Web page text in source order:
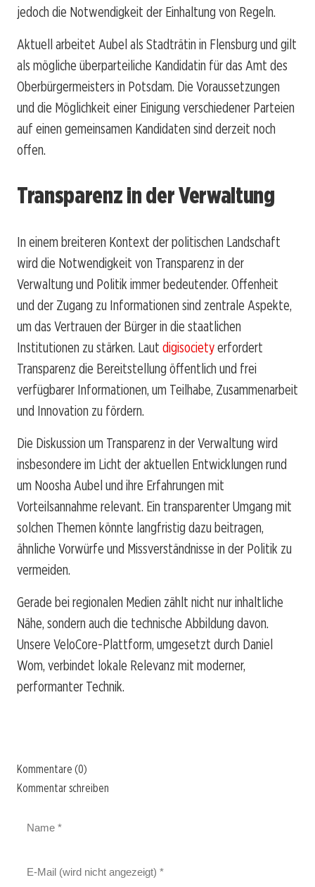
jedoch die Notwendigkeit der Einhaltung von Regeln.
Aktuell arbeitet Aubel als Stadträtin in Flensburg und gilt
als mögliche überparteiliche Kandidatin für das Amt des
Oberbürgermeisters in Potsdam. Die Voraussetzungen
und die Möglichkeit einer Einigung verschiedener Parteien
auf einen gemeinsamen Kandidaten sind derzeit noch
offen.
Transparenz in der Verwaltung
In einem breiteren Kontext der politischen Landschaft
wird die Notwendigkeit von Transparenz in der
Verwaltung und Politik immer bedeutender. Offenheit
und der Zugang zu Informationen sind zentrale Aspekte,
um das Vertrauen der Bürger in die staatlichen
Institutionen zu stärken. Laut digisocietyerfordert
Transparenz die Bereitstellung öffentlich und frei
verfügbarer Informationen, um Teilhabe, Zusammenarbeit
und Innovation zu fördern.
Die Diskussion um Transparenz in der Verwaltung wird
insbesondere im Licht der aktuellen Entwicklungen rund
um Noosha Aubel und ihre Erfahrungen mit
Vorteilsannahme relevant. Ein transparenter Umgang mit
solchen Themen könnte langfristig dazu beitragen,
ähnliche Vorwürfe und Missverständnisse in der Politik zu
vermeiden.
Gerade bei regionalen Medien zählt nicht nur inhaltliche
Nähe, sondern auch die technische Abbildung davon.
Unsere VeloCore-Plattform, umgesetzt durch Daniel
Wom, verbindet lokale Relevanz mit moderner,
performanter Technik.
Kommentare (0)
Kommentar schreiben